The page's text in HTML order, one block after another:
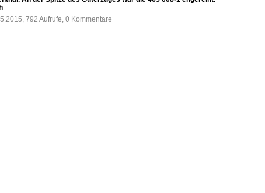
792 Aufrufe, 0 Kommentare